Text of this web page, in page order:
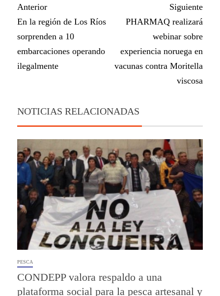
Anterior
En la región de Los Ríos
sorprenden a 10
embarcaciones operando
ilegalmente
Siguiente
PHARMAQ realizará
webinar sobre
experiencia noruega en
vacunas contra Moritella
viscosa
NOTICIAS RELACIONADAS
PESCA
CONDEPP valora respaldo a una
plataforma social para la pesca artesanal y